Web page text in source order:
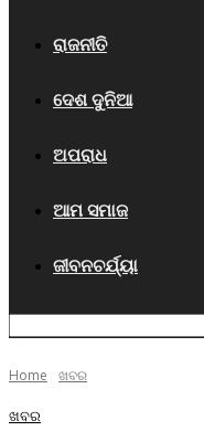
ରାଜନୀତି
ଦେଶ ଦୁନିଆ
ଅପରାଧ
ଆମ ସମାଜ
ଜୀବନଚର୍ଯ୍ୟା
Home ଖବର
ଖବର